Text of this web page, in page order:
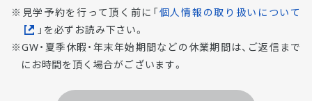
見学予約を行って頂く前に「個人情報の取り扱いについて
」を必ずお読み下さい。
GW・夏季休暇・年末年始期間などの休業期間は、ご返信まで
にお時間を頂く場合がございます。